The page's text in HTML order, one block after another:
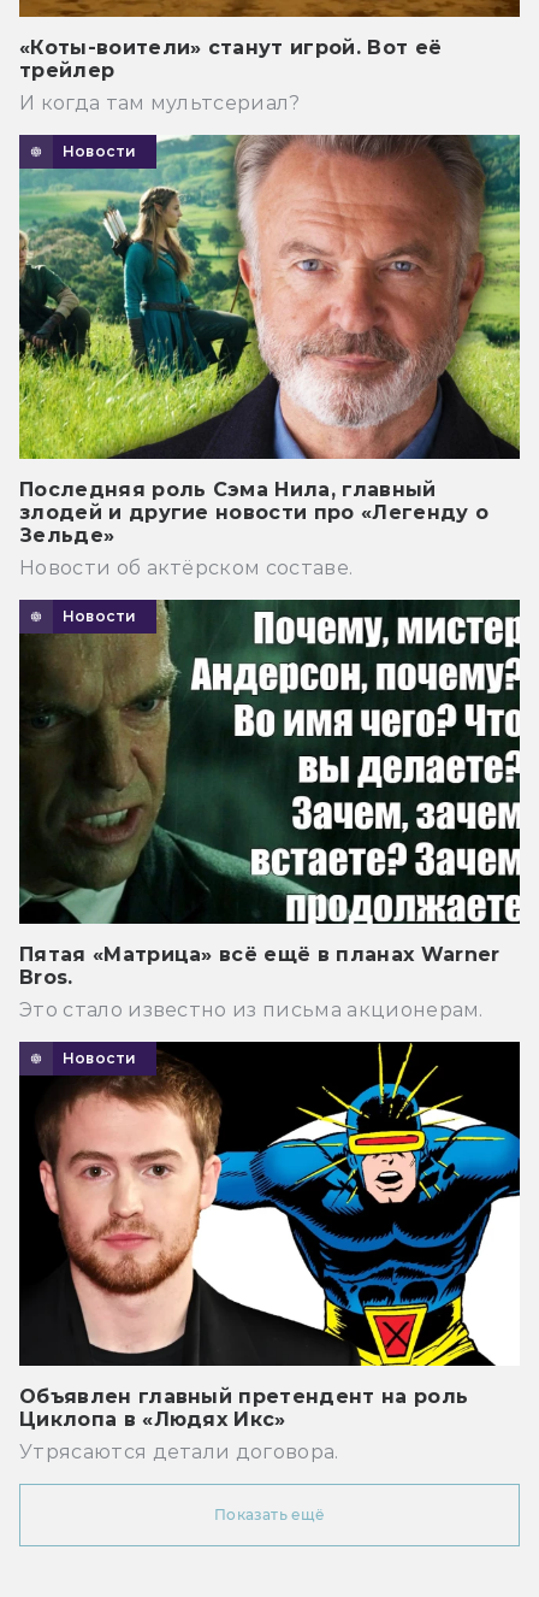
«Коты-воители» станут игрой. Вот её
трейлер
И когда там мультсериал?
Новости
Последняя роль Сэма Нила, главный
злодей и другие новости про «Легенду о
Зельде»
Новости об актёрском составе.
Новости
Пятая «Матрица» всё ещё в планах Warner
Bros.
Это стало известно из письма акционерам.
Новости
Объявлен главный претендент на роль
Циклопа в «Людях Икс»
Утрясаются детали договора.
Показать ещё